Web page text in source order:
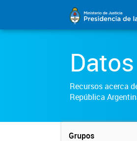
Datos
Recursos acerca
República
Grupos